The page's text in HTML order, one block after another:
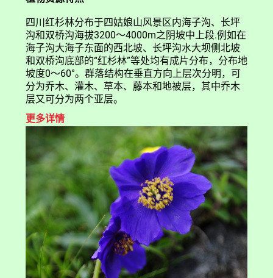
四川红杉林分布于四姑娘山风景区内海子沟、长坪
沟和双桥沟海拔3200～4000m之阴坡中上段.例如在
海子沟大海子东面的西北坡、长坪沟水大坝侧北坡
和双桥沟底部的“红杉林”等处均有成片分布，分布地
坡度0～60°。群落结构在垂直方向上层次分明，可
分为乔木、灌木、草本、藤本和地被层，其中乔木
层又可分为两个亚层。
更多详情